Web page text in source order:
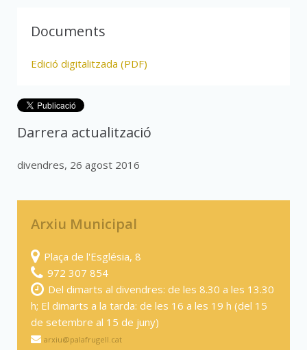
Documents
Edició digitalitzada (PDF)
Darrera actualització
divendres, 26 agost 2016
Arxiu Municipal
Plaça de l'Església, 8
972 307 854
Del dimarts al divendres: de les 8.30 a les 13.30
h; El dimarts a la tarda: de les 16 a les 19 h (del 15
de setembre al 15 de juny)
arxiu@palafrugell.cat